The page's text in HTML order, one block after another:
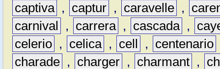
captiva , captur , caravelle ,
carnival
, carrera , cascada ,
celerio , celica , cell , centenario
charade , charger , charmant ,